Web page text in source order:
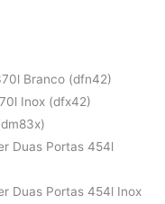
Branco (dfn42)
Inox (dfx42)
Duas Portas 454l
Duas Portas 454l Inox